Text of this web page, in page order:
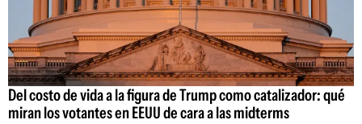
Del costo de vida a la figura de Trump como catalizador: qué
miran los votantes en EEUU de cara a las midterms